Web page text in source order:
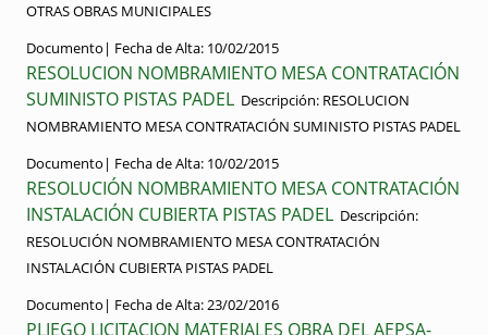
OTRAS OBRAS MUNICIPALES
Documento| Fecha de Alta: 10/02/2015
RESOLUCION NOMBRAMIENTO MESA CONTRATACIÓN
SUMINISTO PISTAS PADEL Descripción: RESOLUCION
NOMBRAMIENTO MESA CONTRATACIÓN SUMINISTO PISTAS PADEL
Documento| Fecha de Alta: 10/02/2015
RESOLUCIÓN NOMBRAMIENTO MESA CONTRATACIÓN
INSTALACIÓN CUBIERTA PISTAS PADEL Descripción:
RESOLUCIÓN NOMBRAMIENTO MESA CONTRATACIÓN
INSTALACIÓN CUBIERTA PISTAS PADEL
Documento| Fecha de Alta:23/02/2016
PLIEGO LICITACION MATERIALES OBRA DEL AEPSA-